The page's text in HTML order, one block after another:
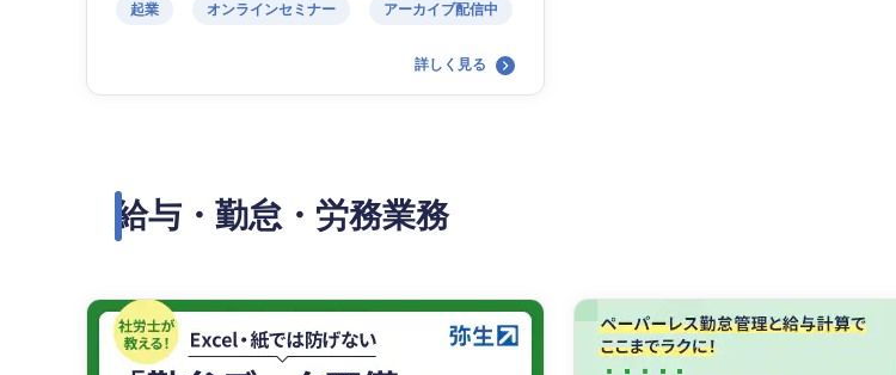
起業 オンラインセミナー アーカイブ配信中
詳しく見る
給与・勤怠・労務業務